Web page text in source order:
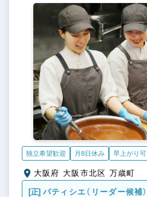
独立希望歓迎 月8日休み 早上がり可
大阪府 大阪市北区 万歳町
[正] パティシエ（リーダー候補）